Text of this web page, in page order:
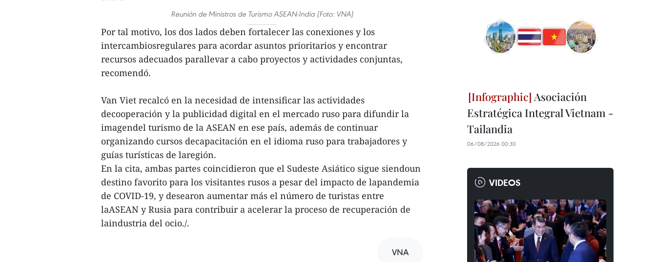
Reunión de Ministros de Turismo ASEAN-India (Foto: VNA)
Por tal motivo, los dos lados deben fortalecer las conexiones y los
intercambiosregulares para acordar asuntos prioritarios y encontrar
recursos adecuados parallevar a cabo proyectos y actividades conjuntas,
recomendó.
Van Viet recalcó en la necesidad de intensificar las actividades
decooperación y la publicidad digital en el mercado ruso para difundir la
imagendel turismo de la ASEAN en ese país, además de continuar
organizando cursos decapacitación en el idioma ruso para trabajadores y
guías turísticas de laregión.
En la cita, ambas partes coincidieron que el Sudeste Asiático sigue siendoun
destino favorito para los visitantes rusos a pesar del impacto de lapandemia
de COVID-19, y desearon aumentar más el número de turistas entre
laASEAN y Rusia para contribuir a acelerar la proceso de recuperación de
laindustria del ocio./.
VNA
Asociación
Estratégica Integral Vietnam -
Tailandia
06/08/2026 00:30
VIDEOS